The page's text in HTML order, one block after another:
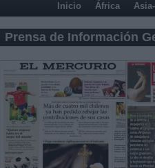
Inicio África
Prensa de Información